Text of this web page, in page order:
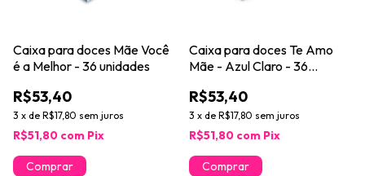
Caixa para doces Mãe Você
é a Melhor - 36 unidades
R$53,40
3 x de R$17,80 sem juros
R$51,80 com Pix
Caixa para doces Te Amo
Mãe - Azul Claro - 36
R$53,40
3 x de R$17,80 sem juros
R$51,80 com Pix